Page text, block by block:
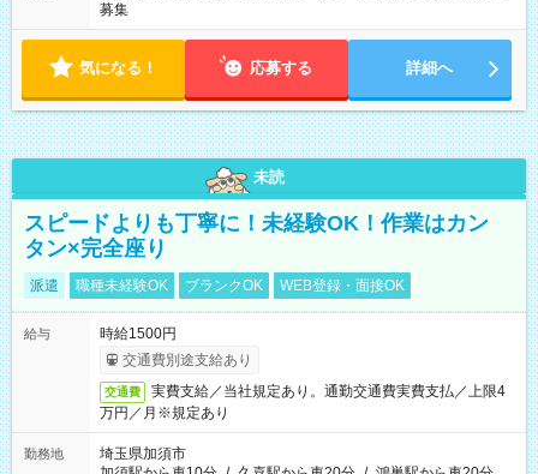
募集
気になる！ 応募する 詳細へ
未読
スピードよりも丁寧に！未経験OK！作業はカン
タン×完全座り
派遣 職種未経験OK ブランクOK WEB登録・面接OK
給与
時給1500円
交通費別途支給あり
交通費
実費支給／当社規定あり。通勤交通費実費支払／上限4
万円／月※規定あり
勤務地
埼玉県加須市